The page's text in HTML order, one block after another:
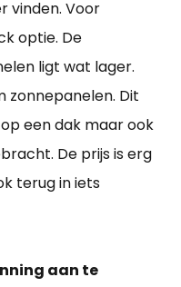
vinden. Voor
optie. De
ligt wat lager.
zonnepanelen. Dit
een dak maar ook
De prijs is erg
terug in iets
aan te